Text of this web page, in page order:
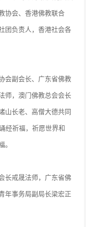
协会、香港佛教联合
团负责人，香港社会各
会副会长、广东省佛教
师，澳门佛教总会会长
山长老、高僧大德共同
经祈福，祈愿世界和
长戒晟法师，广东省佛
年事务局副局长梁宏正